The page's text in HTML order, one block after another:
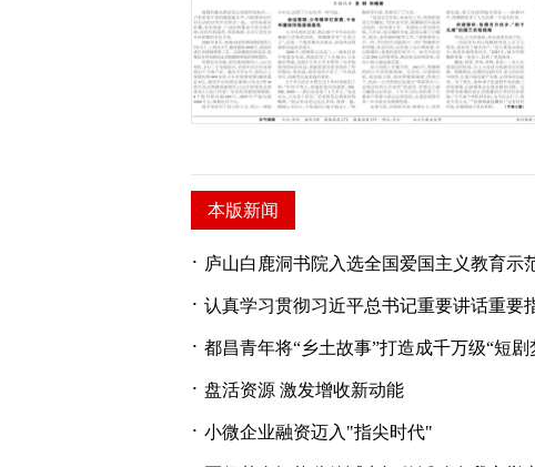
本版新闻
· 庐山白鹿洞书院入选全国爱国主义教育示
· 认真学习贯彻习近平总书记重要讲话重要
· 都昌青年将“乡土故事”打造成千万级“短剧
· 盘活资源 激发增收新动能
· 小微企业融资迈入"指尖时代"